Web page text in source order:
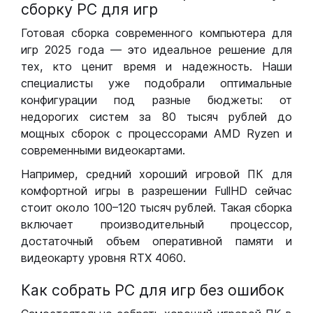
сборку РС для игр
Готовая сборка современного компьютера для
игр 2025 года — это идеальное решение для
тех, кто ценит время и надежность. Наши
специалисты уже подобрали оптимальные
конфигурации под разные бюджеты: от
недорогих систем за 80 тысяч рублей до
мощных сборок с процессорами AMD Ryzen и
современными видеокартами.
Например, средний хороший игровой ПК для
комфортной игры в разрешении FullHD сейчас
стоит около 100–120 тысяч рублей. Такая сборка
включает производительный процессор,
достаточный объем оперативной памяти и
видеокарту уровня RTX 4060.
Как собрать РС для игр без ошибок